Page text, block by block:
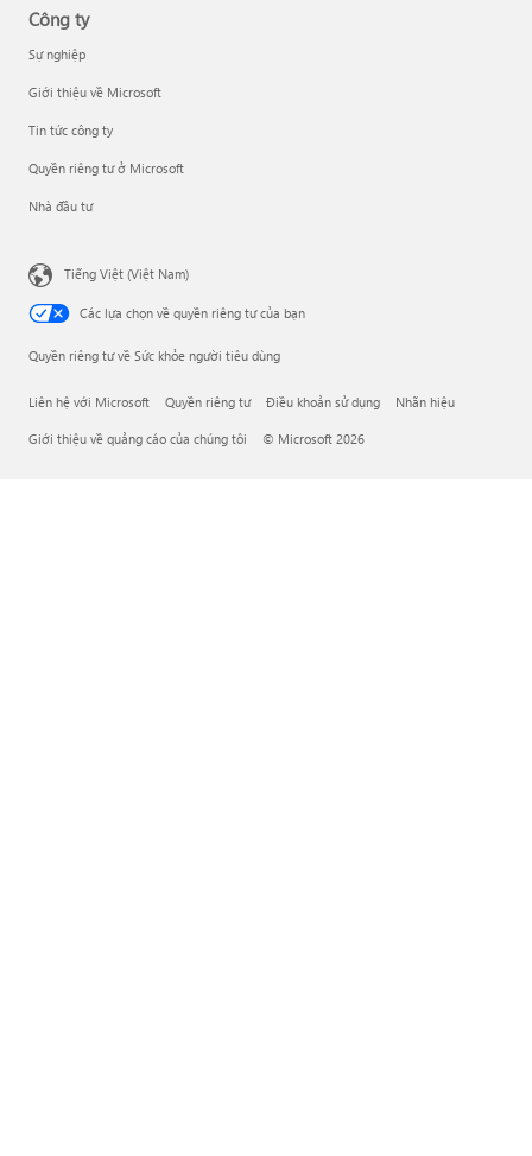
Công ty
Sự nghiệp
Giới thiệu về Microsoft
Tin tức công ty
Quyền riêng tư ở Microsoft
Nhà đầu tư
Tiếng Việt (Việt Nam)
Các lựa chọn về quyền riêng tư của bạn
Quyền riêng tư về Sức khỏe người tiêu dùng
Liên hệ với Microsoft Quyền riêng tư Điều khoản sử dụng Nhãn hiệu
Giới thiệu về quảng cáo của chúng tôi © Microsoft 2026